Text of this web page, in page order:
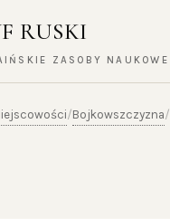
RUSKI
ZASOBY NAUKOWE
/Bojkowszczyzna/